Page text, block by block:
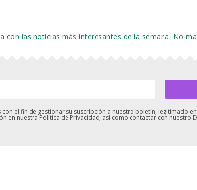
con las noticias más interesantes de la semana. No
el fin de gestionar su suscripción a nuestro boletín, legitimado
en nuestra Política de Privacidad, así como contactar con nuestro